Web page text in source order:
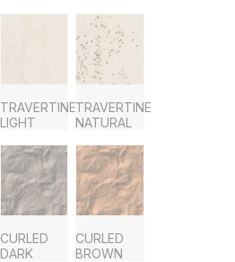
TRAVERTINE
LIGHT
TRAVERTINE
NATURAL
CURLED
DARK
CURLED
BROWN